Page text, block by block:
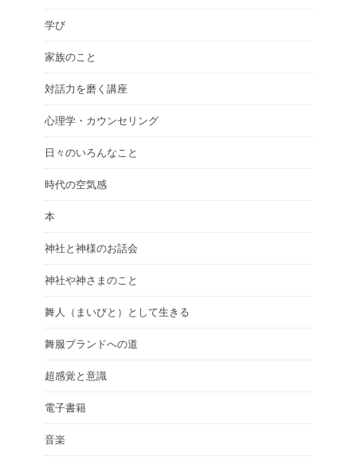
学び
家族のこと
対話力を磨く講座
心理学・カウンセリング
日々のいろんなこと
時代の空気感
本
神社と神様のお話会
神社や神さまのこと
舞人（まいびと）として生きる
舞服ブランドへの道
超感覚と意識
電子書籍
音楽